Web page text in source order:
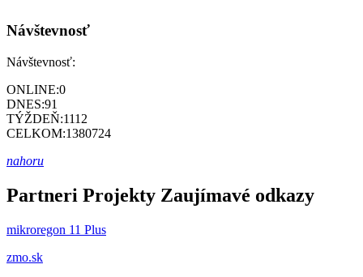
Návštevnosť
Návštevnosť:
ONLINE:0
DNES:91
TÝŽDEŇ:1112
CELKOM:1380724
nahoru
Partneri Projekty Zaujímavé odkazy
mikroregon 11 Plus
zmo.sk